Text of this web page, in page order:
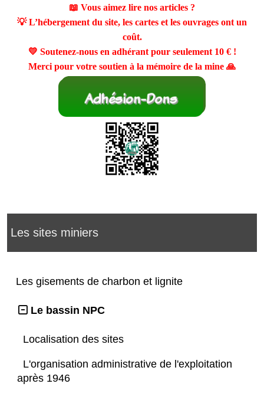
📖 Vous aimez lire nos articles ?
💡 L’hébergement du site, les cartes et les ouvrages ont un
coût.
💛 Soutenez-nous en adhérant pour seulement 10 €!
Merci pour votre soutien à la mémoire de la mine 🙏
Les sites miniers
Les gisements de charbon et lignite
Le bassin NPC
Localisation des sites
L'organisation administrative de l'exploitation
après 1946